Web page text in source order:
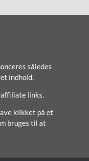
således
indhold.
links.
klikket på et
bruges til at